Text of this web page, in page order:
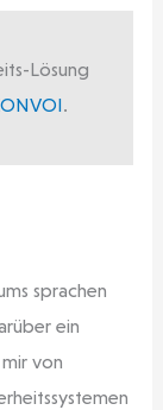
Lösung
.
sprachen
ein
von